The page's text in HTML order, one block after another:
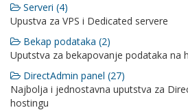
Serveri (4)
Upustva za VPS i Dedicated servere
Bekap podataka (2)
Uputstva za bekapovanje podataka na
DirectAdmin panel (27)
Najbolja i jednostavna uputstva za
hostingu